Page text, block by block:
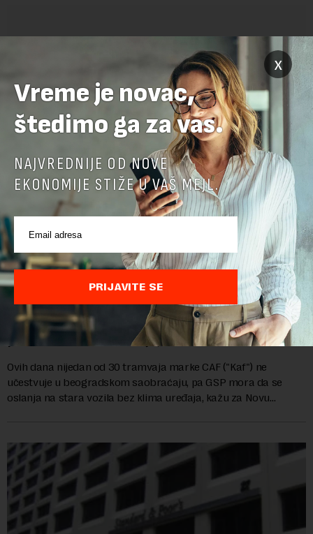
POVEZANI SADRŽAJI
Kada će se Beograđani voziti u klimatizovanom
prevozu: Od 113 tramvaja, samo u 15 radi klima
Ovih dana nijedan od 30 tramvaja marke CAF ("Kaf") ne
učestvuje u beogradskom saobraćaju, pa GSP mora da se
oslanja na stara vozila bez klima uređaja, kažu za Novu
x
Vreme je novac,
štedimo ga za vas.
NAJVREDNIJE OD NOVE
EKONOMIJE STIŽE U VAŠ MEJL.
PRIJAVITE SE